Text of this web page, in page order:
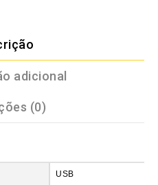
adicional
(0)
USB